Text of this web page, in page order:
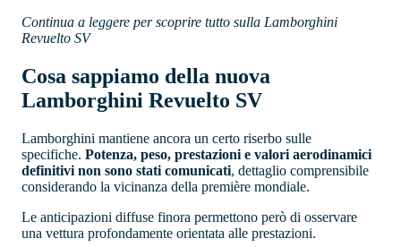
Continua a leggere per scoprire tutto sulla Lamborghini
Revuelto SV
Cosa sappiamo della nuova
Lamborghini Revuelto SV
Lamborghini mantiene ancora un certo riserbo sulle
specifiche. Potenza, peso, prestazioni e valori aerodinamici
definitivi non sono stati comunicati, dettaglio comprensibile
considerando la vicinanza della première mondiale.
Le anticipazioni diffuse finora permettono però di osservare
una vettura profondamente orientata alle prestazioni.